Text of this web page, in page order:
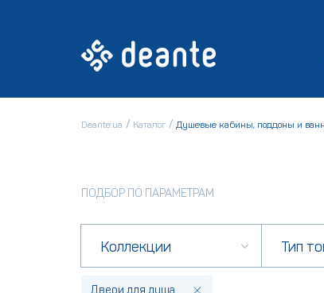
Deante.ua Каталог Душевые кабины, поддоны и
ПОДБОР ПО ПАРАМЕТРАМ
Коллекции Тип
Двери для душа